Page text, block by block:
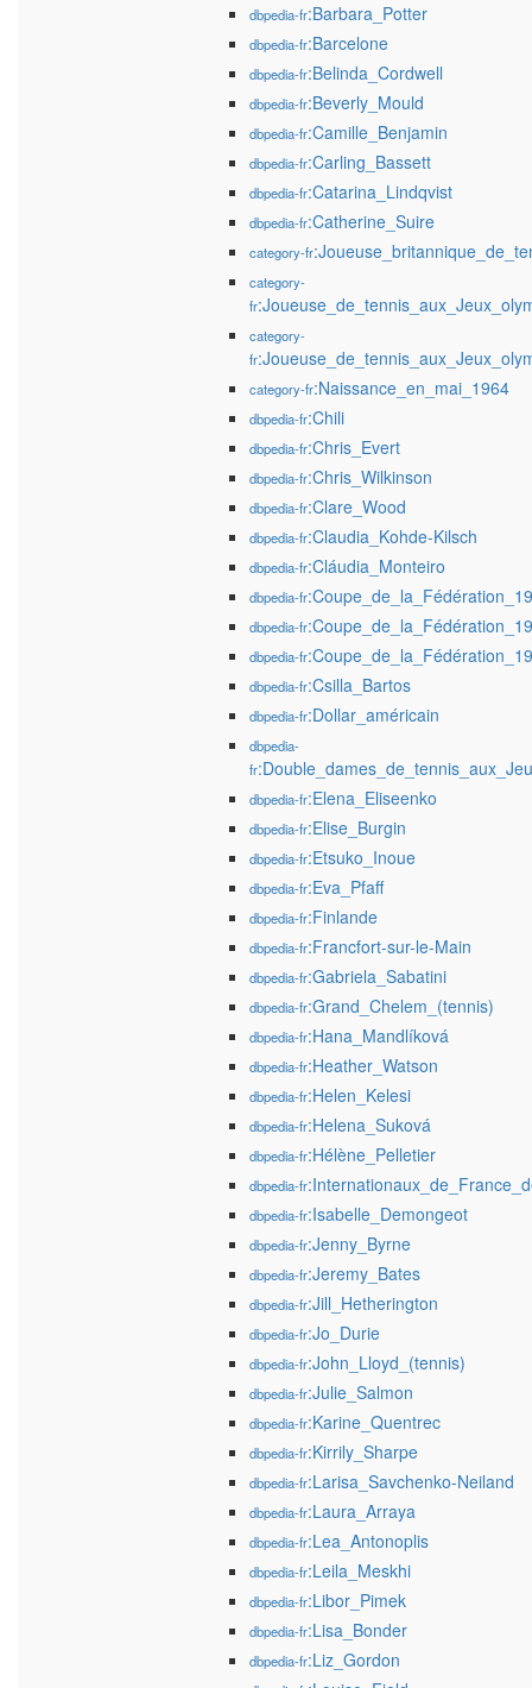
dbpedia-fr:Barbara_Potter
dbpedia-fr:Barcelone
dbpedia-fr:Belinda_Cordwell
dbpedia-fr:Beverly_Mould
dbpedia-fr:Camille_Benjamin
dbpedia-fr:Carling_Bassett
dbpedia-fr:Catarina_Lindqvist
dbpedia-fr:Catherine_Suire
category-fr
category-
fr
category-
fr
category-fr:Naissance_en_mai_1964
dbpedia-fr:Chili
dbpedia-fr:Chris_Evert
dbpedia-fr:Chris_Wilkinson
dbpedia-fr:Clare_Wood
dbpedia-fr:Claudia_Kohde-Kilsch
dbpedia-fr:Cláudia_Monteiro
dbpedia-fr
dbpedia-fr
dbpedia-fr
dbpedia-fr:Csilla_Bartos
dbpedia-fr:Dollar_américain
dbpedia-
fr
dbpedia-fr:Elena_Eliseenko
dbpedia-fr:Elise_Burgin
dbpedia-fr:Etsuko_Inoue
dbpedia-fr:Eva_Pfaff
dbpedia-fr:Finlande
dbpedia-fr:Francfort-sur-le-Main
dbpedia-fr:Gabriela_Sabatini
dbpedia-fr:Grand_Chelem_(tennis)
dbpedia-fr:Hana_Mandlíková
dbpedia-fr:Heather_Watson
dbpedia-fr:Helen_Kelesi
dbpedia-fr:Helena_Suková
dbpedia-fr:Hélène_Pelletier
dbpedia-fr
dbpedia-fr:Isabelle_Demongeot
dbpedia-fr:Jenny_Byrne
dbpedia-fr:Jeremy_Bates
dbpedia-fr:Jill_Hetherington
dbpedia-fr:Jo_Durie
dbpedia-fr:John_Lloyd_(tennis)
dbpedia-fr:Julie_Salmon
dbpedia-fr:Karine_Quentrec
dbpedia-fr:Kirrily_Sharpe
dbpedia-fr:Larisa_Savchenko-Neiland
dbpedia-fr:Laura_Arraya
dbpedia-fr:Lea_Antonoplis
dbpedia-fr:Leila_Meskhi
dbpedia-fr:Libor_Pimek
dbpedia-fr:Lisa_Bonder
dbpedia-fr:Liz_Gordon